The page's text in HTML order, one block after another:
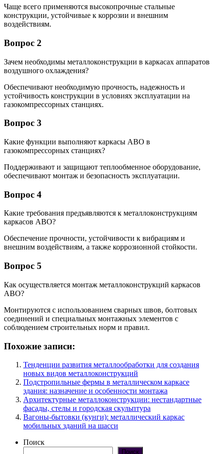
Чаще всего применяются высокопрочные стальные
конструкции, устойчивые к коррозии и внешним
воздействиям.
Вопрос 2
Зачем необходимы металлоконструкции в каркасах аппаратов
воздушного охлаждения?
Обеспечивают необходимую прочность, надежность и
устойчивость конструкции в условиях эксплуатации на
газокомпрессорных станциях.
Вопрос 3
Какие функции выполняют каркасы АВО в
газокомпрессорных станциях?
Поддерживают и защищают теплообменное оборудование,
обеспечивают монтаж и безопасность эксплуатации.
Вопрос 4
Какие требования предъявляются к металлоконструкциям
каркасов АВО?
Обеспечение прочности, устойчивости к вибрациям и
внешним воздействиям, а также коррозионной стойкости.
Вопрос 5
Как осуществляется монтаж металлоконструкций каркасов
АВО?
Монтируются с использованием сварных швов, болтовых
соединений и специальных монтажных элементов с
соблюдением строительных норм и правил.
Похожие записи:
Тенденции развития металлообработки для создания
новых видов металлоконструкций
Подстропильные фермы в металлическом каркасе
здания: назначение и особенности монтажа
Архитектурные металлоконструкции: нестандартные
фасады, стелы и городская скульптура
Вагоны-бытовки (кунги): металлический каркас
мобильных зданий на шасси
Поиск
Поиск